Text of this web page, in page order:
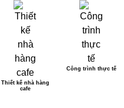
Thiết kế nhà hàng
cafe
Công trình thực tế